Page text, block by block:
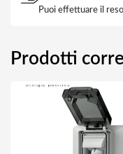
Puoi effettuare il
Prodotti